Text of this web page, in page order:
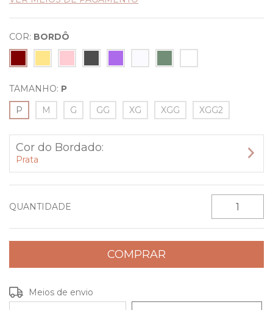
COR: BORDÔ
TAMANHO: P
P
M G GG XG XGG XGG2
Cor do Bordado:
Prata
QUANTIDADE
Entregas para o CEP:
Meios de envio